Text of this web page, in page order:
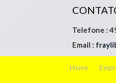
Telefone :
Email :
Home